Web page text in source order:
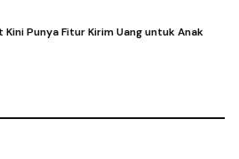
Punya Fitur Kirim Uang untuk Anak